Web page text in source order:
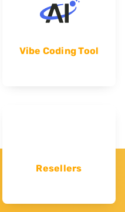
Vibe Coding Tool
Resellers